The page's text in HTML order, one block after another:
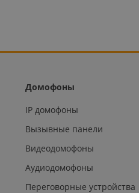
Домофоны
IP домофоны
Вызывные панели
Видеодомофоны
Аудиодомофоны
Переговорные устройства